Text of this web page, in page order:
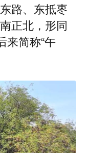
路、东抵枣
正北，形同
来简称“午